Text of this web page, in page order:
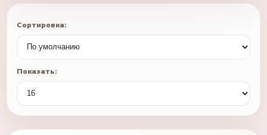
Сортировка:
Показать: